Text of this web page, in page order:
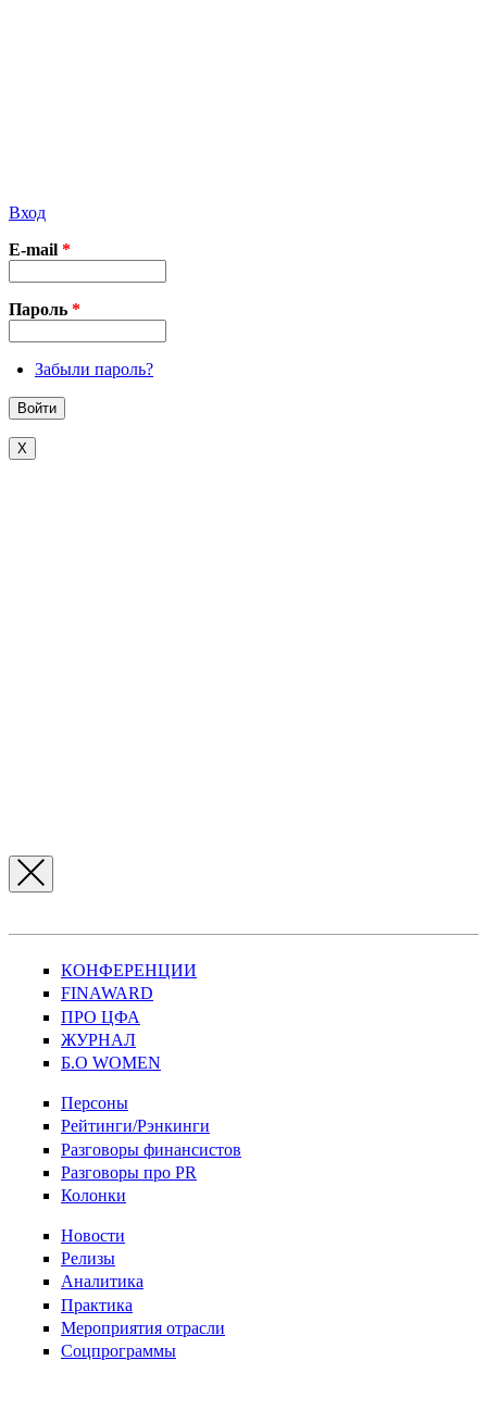
Вход
E-mail *
Пароль *
Забыли пароль?
X
КОНФЕРЕНЦИИ
FINAWARD
ПРО ЦФА
ЖУРНАЛ
Б.О WOMEN
Персоны
Рейтинги/Рэнкинги
Разговоры финансистов
Разговоры про PR
Колонки
Новости
Релизы
Аналитика
Практика
Мероприятия отрасли
Соцпрограммы